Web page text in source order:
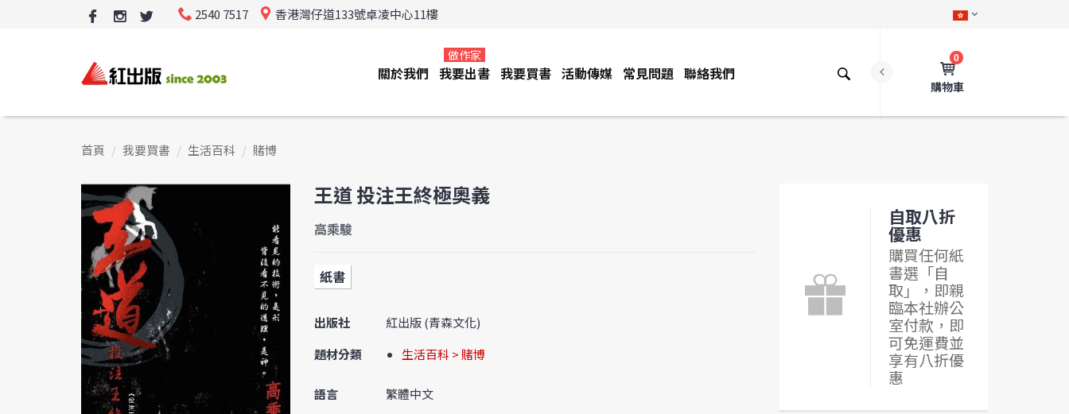
2540 7517 香港灣仔道133號卓凌中心11樓
0
購物車
關於我們 我要出書
做作家
我要買書 活動傳媒 常見問題 聯絡我們
首頁 我要買書 生活百科 賭博
王道 投注王終極奧義
高乘駿
紙書
出版社
紅出版 (青森文化)
題材分類
生活百科 > 賭博
語言
繁體中文
自取八折
優惠
購買任何紙
書選「自
取」，即親
臨本社辦公
室付款，即
可免運費並
享有八折優
惠